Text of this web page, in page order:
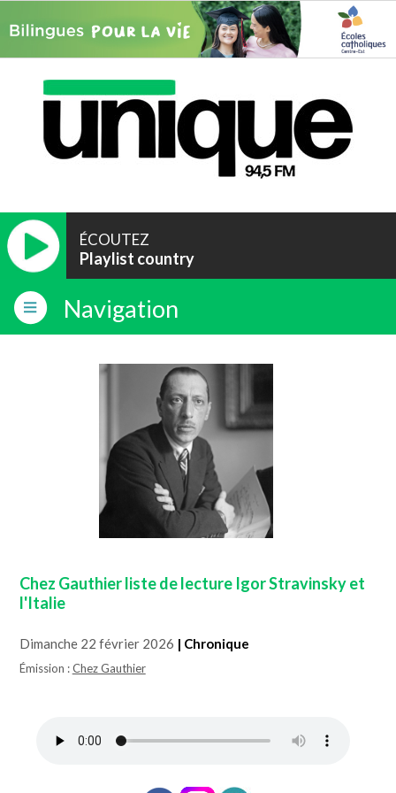
ÉCOUTEZ
Playlist country
Navigation
Chez Gauthier liste de lecture Igor Stravinsky et
l'Italie
Dimanche 22 février 2026 | Chronique
Émission :Chez Gauthier